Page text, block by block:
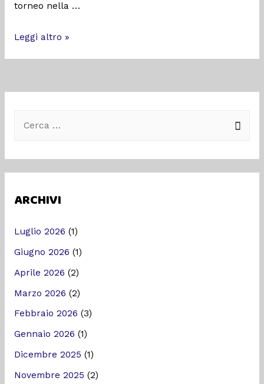
torneo nella …
Leggi altro »
ARCHIVI
Luglio 2026 (1)
Giugno 2026 (1)
Aprile 2026 (2)
Marzo 2026 (2)
Febbraio 2026 (3)
Gennaio 2026 (1)
Dicembre 2025 (1)
Novembre 2025 (2)